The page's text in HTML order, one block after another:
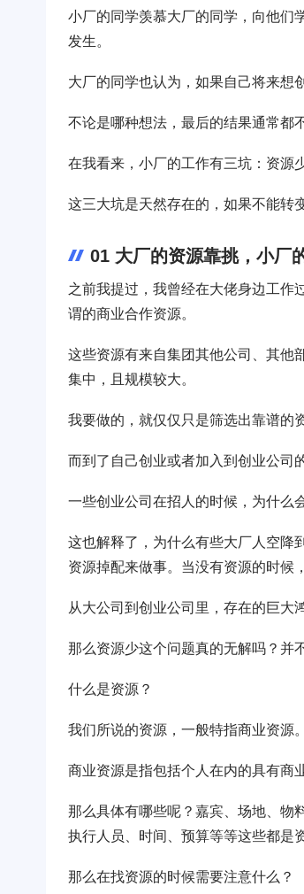
小厂的同学羡慕大厂的同学，向他们
发生。
大厂的同学也认为，如果自己将来想
不论是哪种想法，最后的结果通常都
在我看来，小厂的工作有三坑：资源
这三大坑是天然存在的，如果不能转
01 大厂的资源靠挑，小厂
之前我提过，我曾经在大佬身边工作
谓的商业合作资源。
这些资源有来自集团其他公司、其他
集中，且规模较大。
我要做的，就仅仅只是筛选出靠谱的
而到了自己创业或者加入到创业公司
一些创业公司在招人的时候，为什么
这也解释了，为什么有些大厂人空降
资源掉配来做事。当没有资源的时候
从大公司到创业公司里，存在的巨大
那么资源少这个问题真的无解吗？并
什么是资源？
我们所说的资源，一般特指商业资源。
商业资源是指包括个人在内的具有商
那么具体有哪些呢？嘉宾、场地、物
执行人员、时间、预算等等这些都是
那么在找资源的时候需要注意什么？